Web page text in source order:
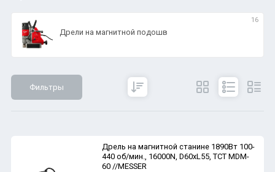
Дрели на магнитной подошв
16
Фильтры
Дрель на магнитной станине 1890Вт 100-
440 об/мин., 16000N, D60xL55, TCT MDM-
60 //MESSER